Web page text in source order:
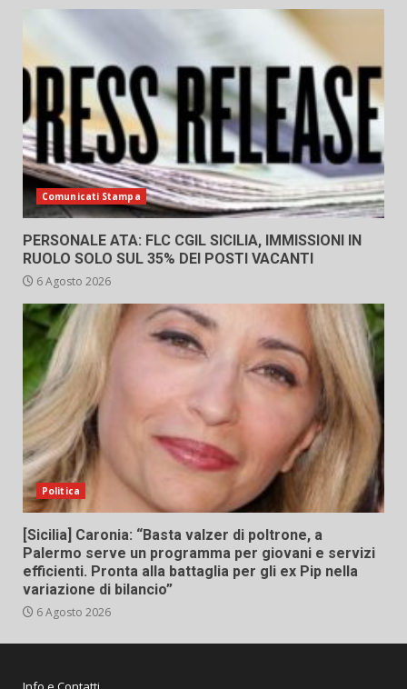
Comunicati Stampa
PERSONALE ATA: FLC CGIL SICILIA, IMMISSIONI IN
RUOLO SOLO SUL 35% DEI POSTI VACANTI
6 Agosto 2026
Politica
[Sicilia] Caronia: “Basta valzer di poltrone, a
Palermo serve un programma per giovani e servizi
efficienti. Pronta alla battaglia per gli ex Pip nella
variazione di bilancio”
6 Agosto 2026